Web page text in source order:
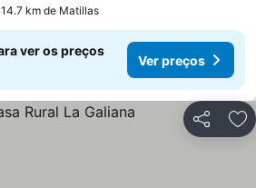
km de Matillas
ver os preços
Ver preços
Partilhar